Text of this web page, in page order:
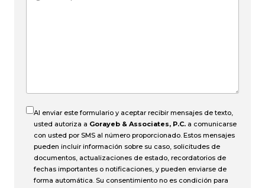
Al enviar este formulario y aceptar recibir mensajes de texto,
usted autoriza a Gorayeb & Associates, P.C. a comunicarse
con usted por SMS al número proporcionado. Estos mensajes
pueden incluir información sobre su caso, solicitudes de
documentos, actualizaciones de estado, recordatorios de
fechas importantes o notificaciones, y pueden enviarse de
forma automática. Su consentimiento no es condición para